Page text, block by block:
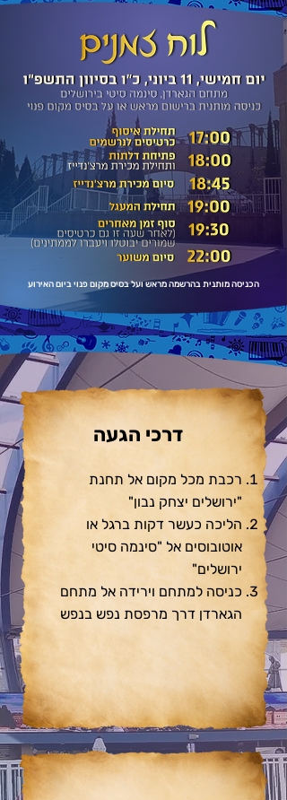
הכניסה מותנית בהרשמה מראש ועל בסיס מקום פנוי ביום האירוע
דרכי הגעה
רכבת מכל מקום אל תחנת
"ירושלים יצחק נבון"
הליכה כעשר דקות ברגל או
אוטובוסים אל "סינמה סיטי
ירושלים"
כניסה למתחם וירידה אל מתחם
הגארדן דרך מרפסת נפש בנפש